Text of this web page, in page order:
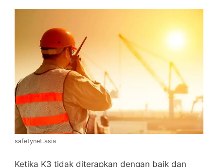
safetynet.asia
Ketika K3 tidak diterapkan dengan baik dan